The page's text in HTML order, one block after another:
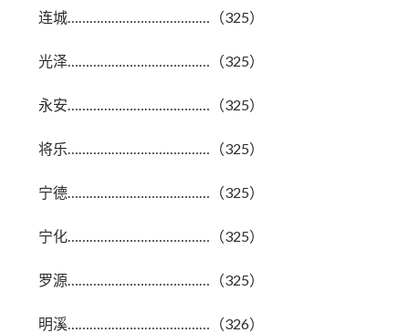
连城…………………………………（325）
光泽…………………………………（325）
永安…………………………………（325）
将乐…………………………………（325）
宁德…………………………………（325）
宁化…………………………………（325）
罗源…………………………………（325）
明溪…………………………………（326）